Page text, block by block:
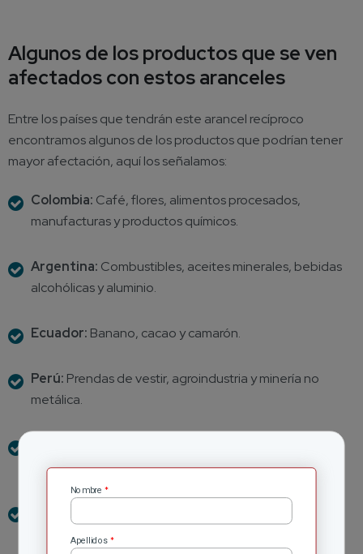
Nombre *
Apellidos *
Algunos de los productos que se ven
afectados con estos aranceles
Entre los países que tendrán este arancel recíproco
encontramos algunos de los productos que podrían tener
mayor afectación, aquí los señalamos:
Colombia: Café, flores, alimentos procesados,
manufacturas y productos químicos.
Argentina: Combustibles, aceites minerales, bebidas
alcohólicas y aluminio.
Ecuador: Banano, cacao y camarón.
Perú: Prendas de vestir, agroindustria y minería no
metálica.
mineral de hierro.